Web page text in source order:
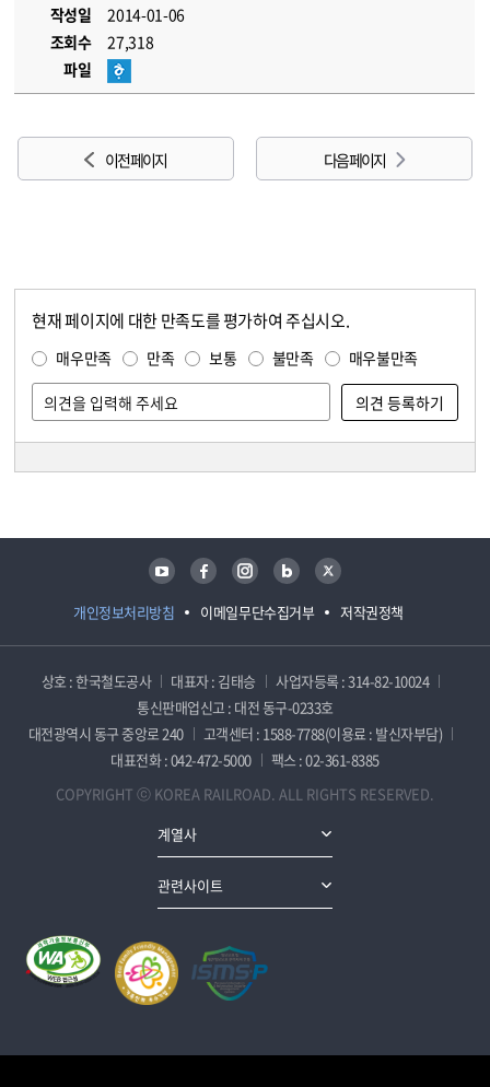
작성일
2014-01-06
조회수
27,318
파일
이전 페이지 다음 페이지
현재 페이지에 대한 만족도를 평가하여 주십시오.
매우만족 만족 보통 불만족 매우불만족
개인정보처리방침 이메일무단수집거부 저작권정책
유튜브 페이스북 인스타그램 블로그 트위터
상호 : 한국철도공사 대표자 : 김태승
사업자등록 : 314-82-10024
통신판매업신고 : 대전 동구-0233호
대전광역시 동구 중앙로 240
고객센터 : 1588-7788(이용료 : 발신자부담)
대표전화 : 042-472-5000
팩스 : 02-361-8385
COPYRIGHT ⓒ KOREA RAILROAD. ALL RIGHTS RESERVED.
계열사
관련사이트